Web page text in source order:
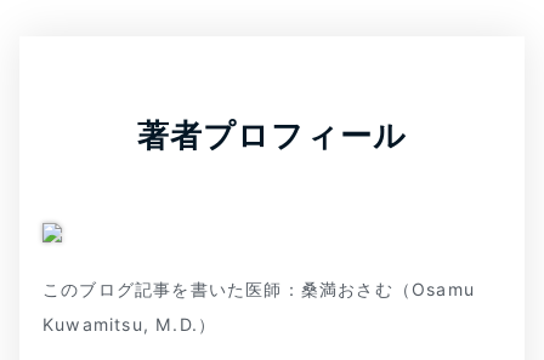
著者プロフィール
このブログ記事を書いた医師：桑満おさむ（Osamu
Kuwamitsu, M.D.）